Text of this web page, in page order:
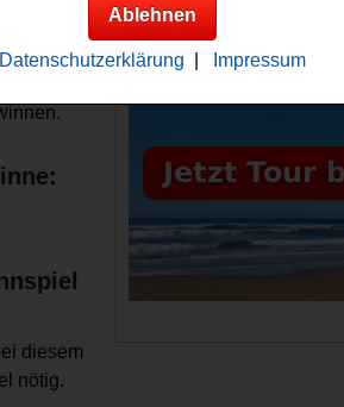
diesem
nötig.
Ablehnen
Datenschutzerklärung Impressum